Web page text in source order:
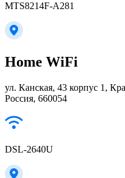
MTS8214F-A281
Home WiFi
ул. Канская, 43 корпус 1,
Россия, 660054
DSL-2640U